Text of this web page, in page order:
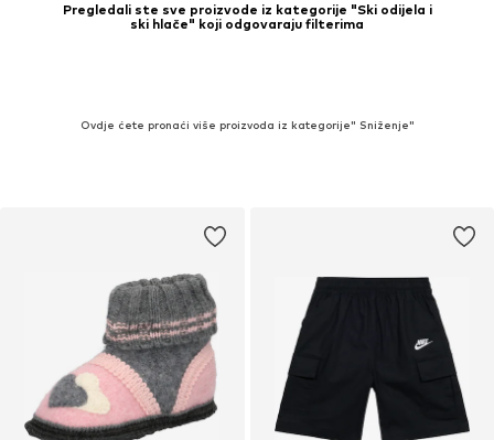
Pregledali ste sve proizvode iz kategorije "Ski odijela i
ski hlače" koji odgovaraju filterima
Ovdje ćete pronaći više proizvoda iz kategorije" Sniženje"